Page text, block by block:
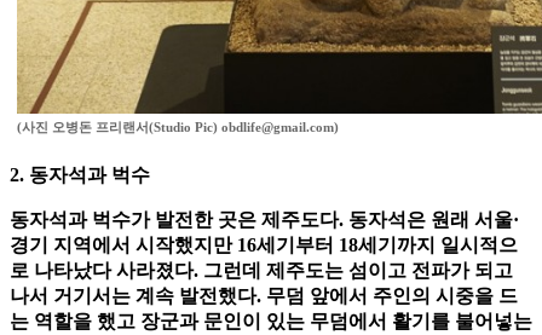
(사진 오병돈 프리랜서(Studio Pic) obdlife@gmail.com)
2. 동자석과 벅수
동자석과 벅수가 발전한 곳은 제주도다. 동자석은 원래 서울·
경기 지역에서 시작했지만 16세기부터 18세기까지 일시적으
로 나타났다 사라졌다. 그런데 제주도는 섬이고 전파가 되고
나서 거기서는 계속 발전했다. 무덤 앞에서 주인의 시중을 드
는 역할을 했고 장군과 문인이 있는 무덤에서 활기를 불어넣는